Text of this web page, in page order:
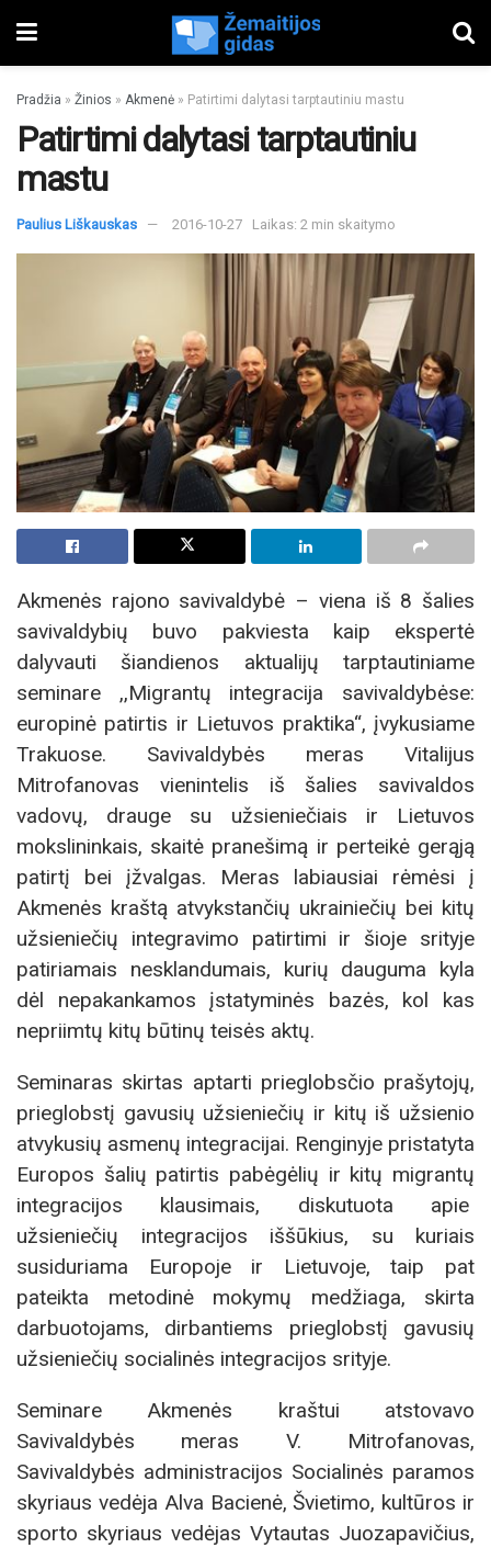
Pradžia » Žinios » Akmenė » Patirtimi dalytasi tarptautiniu mastu
Patirtimi dalytasi tarptautiniu
mastu
Paulius Liškauskas 2016-10-27 Laikas: 2 min skaitymo
Akmenės rajono savivaldybė – viena iš 8 šalies
savivaldybių buvo pakviesta kaip ekspertė
dalyvauti šiandienos aktualijų tarptautiniame
seminare ,,Migrantų integracija savivaldybėse:
europinė patirtis ir Lietuvos praktika“, įvykusiame
Trakuose. Savivaldybės meras Vitalijus
Mitrofanovas vienintelis iš šalies savivaldos
vadovų, drauge su užsieniečiais ir Lietuvos
mokslininkais, skaitė pranešimą ir perteikė gerąją
patirtį bei įžvalgas. Meras labiausiai rėmėsi į
Akmenės kraštą atvykstančių ukrainiečių bei kitų
užsieniečių integravimo patirtimi ir šioje srityje
patiriamais nesklandumais, kurių dauguma kyla
dėl nepakankamos įstatyminės bazės, kol kas
nepriimtų kitų būtinų teisės aktų.
Seminaras skirtas aptarti prieglobsčio prašytojų,
prieglobstį gavusių užsieniečių ir kitų iš užsienio
atvykusių asmenų integracijai. Renginyje pristatyta
Europos šalių patirtis pabėgėlių ir kitų migrantų
integracijos klausimais, diskutuota apie
užsieniečių integracijos iššūkius, su kuriais
susiduriama Europoje ir Lietuvoje, taip pat
pateikta metodinė mokymų medžiaga, skirta
darbuotojams, dirbantiems prieglobstį gavusių
užsieniečių socialinės integracijos srityje.
Seminare Akmenės kraštui atstovavo
Savivaldybės meras V. Mitrofanovas,
Savivaldybės administracijos Socialinės paramos
skyriaus vedėja Alva Bacienė, Švietimo, kultūros ir
sporto skyriaus vedėjas Vytautas Juozapavičius,